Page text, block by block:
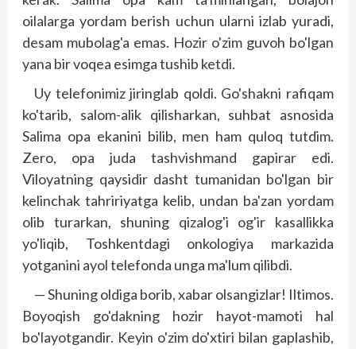
oilalarga yordam berish uchun ularni izlab yuradi,
desam mubolag'a emas. Hozir o'zim guvoh bo'lgan
yana bir voqea esimga tushib ketdi.
Uy telefonimiz jiringlab qoldi. Go'shakni rafiqam
ko'tarib, salom-alik qilisharkan, suhbat asnosida
Salima opa ekanini bilib, men ham quloq tutdim.
Zero, opa juda tashvishmand gapirar edi.
Viloyatning qaysidir dasht tumanidan bo'lgan bir
kelinchak tahririyatga kelib, undan ba'zan yordam
olib turarkan, shuning qizalog'i og'ir kasallikka
yo'liqib, Toshkentdagi onkologiya markazida
yotganini ayol telefonda unga ma'lum qilibdi.
— Shuning oldiga borib, xabar olsangizlar! Iltimos.
Boyoqish go'dakning hozir hayot-mamoti hal
bo'layotgandir. Keyin o'zim do'xtiri bilan gaplashib,